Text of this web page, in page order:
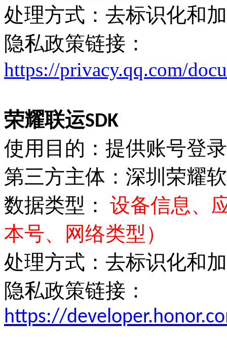
处理方式：去标识化和
隐私政策链接：
https://privacy.qq.com/
荣耀联运SDK
使用目的：提供账号登
第三方主体：深圳荣耀
数据类型：
设备信息、
本号、网络类型）
处理方式：去标识化和
隐私政策链接：
https://